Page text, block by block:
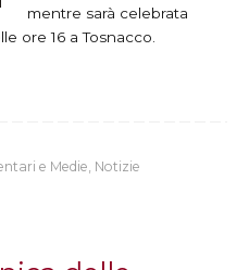
mentre sarà celebrata
ore 16 a Tosnacco.
e Medie Notizie